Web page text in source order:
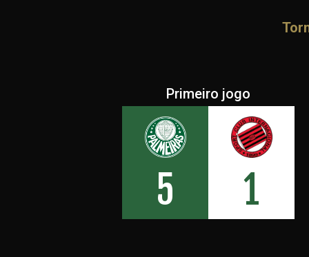
Primeiro jogo
5 1